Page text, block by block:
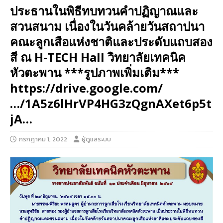
ประธานในพิธีทบทวนคำปฏิญาณและ
สวนสนาม เนื่องในวันคล้ายวันสถาปนา
คณะลูกเสือแห่งชาติและประดับแถบสอง
สี ณ H-TECH Hall วิทยาลัยเทคนิค
หัวตะพาน ***รูปภาพเพิ่มเติม***
https://drive.google.com/
…/1A5z6lHrVP4HG3zQgnAXet6p5t
jA…
กรกฎาคม 1, 2022 ผู้ดูแลระบบ